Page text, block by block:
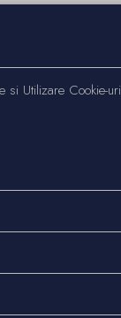
si Utilizare Cookie-uri